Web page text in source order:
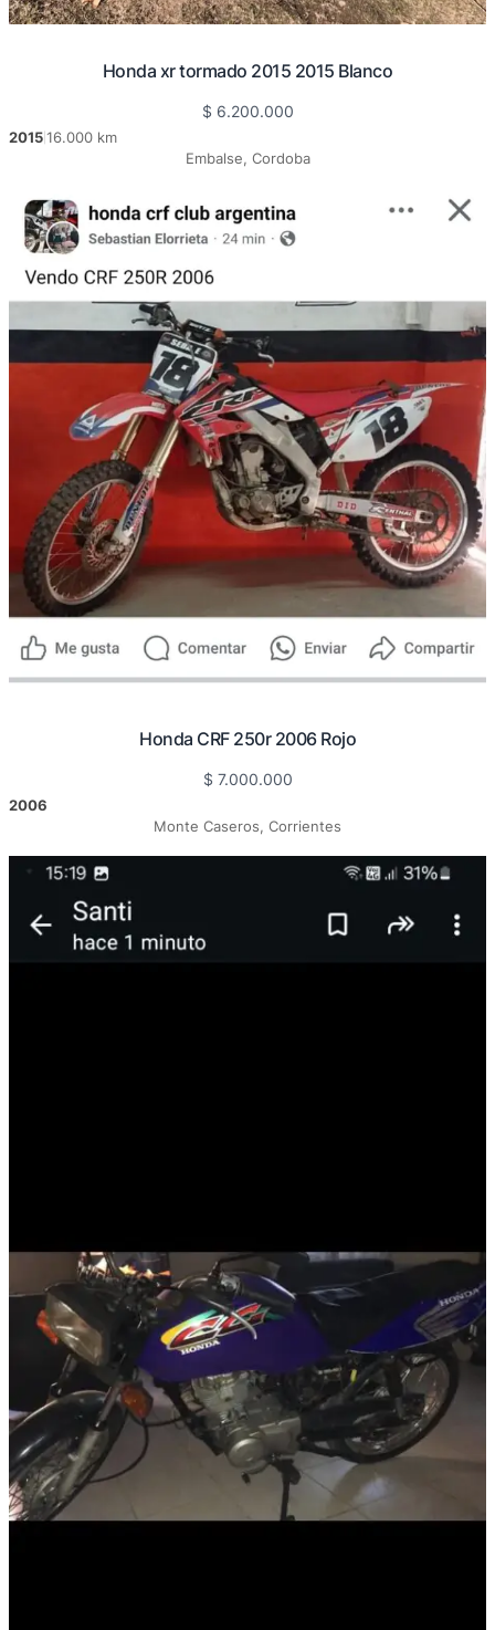
Honda xr tormado 2015 2015 Blanco
$ 6.200.000
201516.000 km
Embalse, Cordoba
Honda CRF 250r 2006 Rojo
$ 7.000.000
2006
Monte Caseros, Corrientes